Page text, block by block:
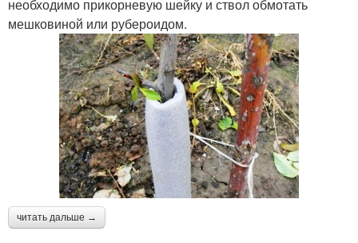
необходимо прикорневую шейку и ствол обмотать
мешковиной или рубероидом.
читать дальше →